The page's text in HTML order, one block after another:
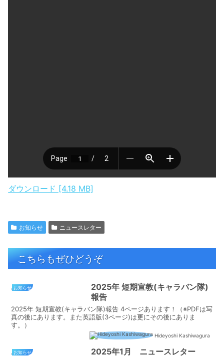
ダウンロード [4.18 MB]
お知らせ ニュースレター
こちらもぜひどうぞ
お知らせ
2025年 短期宣教(キャラバン隊)
報告
2025年 短期宣教(キャラバン隊)報告 4ページあります！（※PDFは写
真の後にあります。また英語版(3ページ)は更にその後にありま
す。）
Hideyoshi Kashiwagura
お知らせ 2025年1月 ニュースレター